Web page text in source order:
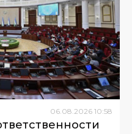
06 08 2026 10:58